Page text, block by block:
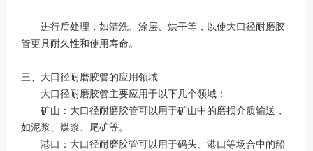
进行后处理，如清洗、涂层、烘干等，以使大口径耐磨胶
管更具耐久性和使用寿命。
三、大口径耐磨胶管的应用领域
大口径耐磨胶管主要应用于以下几个领域：
矿山：大口径耐磨胶管可以用于矿山中的磨损介质输送，
如泥浆、煤浆、尾矿等。
港口：大口径耐磨胶管可以用于码头、港口等场合中的船